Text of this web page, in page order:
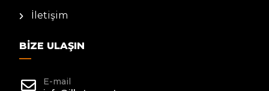
İletişim
BIZE ULAŞIN
E-mail